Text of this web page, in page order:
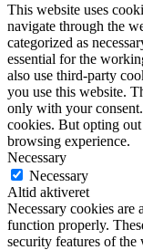
This website uses
navigate through the
categorized as
essential for the
also use third-party
you use this website.
only with your
cookies. But opting
browsing experience.
Necessary
Necessary
Altid aktiveret
Necessary cookies are
function properly.
security features of the